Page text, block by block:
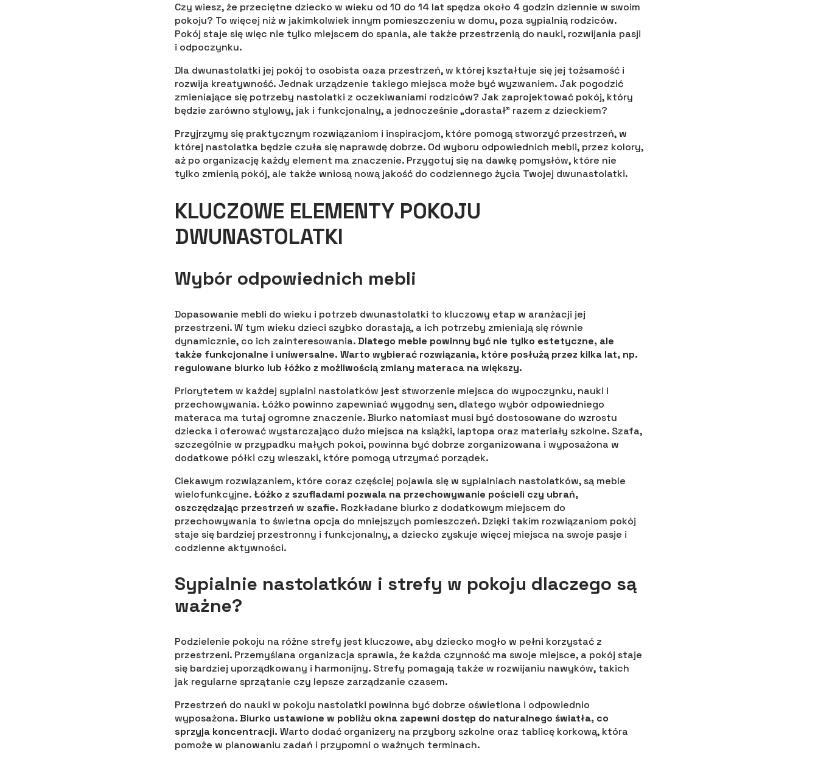
Czy wiesz, że przeciętne dziecko w wieku od 10 do 14 lat spędza około 4 godzin dziennie w swoim
pokoju? To więcej niż w jakimkolwiek innym pomieszczeniu w domu, poza sypialnią rodziców.
Pokój staje się więc nie tylko miejscem do spania, ale także przestrzenią do nauki, rozwijania pasji
i odpoczynku.
Dla dwunastolatki jej pokój to osobista oaza przestrzeń, w której kształtuje się jej tożsamość i
rozwija kreatywność. Jednak urządzenie takiego miejsca może być wyzwaniem. Jak pogodzić
zmieniające się potrzeby nastolatki z oczekiwaniami rodziców? Jak zaprojektować pokój, który
będzie zarówno stylowy, jak i funkcjonalny, a jednocześnie „dorastał” razem z dzieckiem?
Przyjrzymy się praktycznym rozwiązaniom i inspiracjom, które pomogą stworzyć przestrzeń, w
której nastolatka będzie czuła się naprawdę dobrze. Od wyboru odpowiednich mebli, przez kolory,
aż po organizację każdy element ma znaczenie. Przygotuj się na dawkę pomysłów, które nie
tylko zmienią pokój, ale także wniosą nową jakość do codziennego życia Twojej dwunastolatki.
KLUCZOWE ELEMENTY POKOJU
DWUNASTOLATKI
Wybór odpowiednich mebli
Dopasowanie mebli do wieku i potrzeb dwunastolatki to kluczowy etap w aranżacji jej
przestrzeni. W tym wieku dzieci szybko dorastają, a ich potrzeby zmieniają się równie
dynamicznie, co ich zainteresowania.Dlatego meble powinny być nie tylko estetyczne, ale
także funkcjonalne i uniwersalne. Warto wybierać rozwiązania, które posłużą przez kilka lat, np.
regulowane biurko lub łóżko z możliwością zmiany materaca na większy.
Priorytetem w każdej sypialni nastolatków jest stworzenie miejsca do wypoczynku, nauki i
przechowywania. Łóżko powinno zapewniać wygodny sen, dlatego wybór odpowiedniego
materaca ma tutaj ogromne znaczenie. Biurko natomiast musi być dostosowane do wzrostu
dziecka i oferować wystarczająco dużo miejsca na książki, laptopa oraz materiały szkolne. Szafa,
szczególnie w przypadku małych pokoi, powinna być dobrze zorganizowana i wyposażona w
dodatkowe półki czy wieszaki, które pomogą utrzymać porządek.
Ciekawym rozwiązaniem, które coraz częściej pojawia się w sypialniach nastolatków, są meble
wielofunkcyjne.Łóżko z szufladami pozwala na przechowywanie pościeli czy ubrań,
oszczędzając przestrzeń w szafie. Rozkładane biurko z dodatkowym miejscem do
przechowywania to świetna opcja do mniejszych pomieszczeń. Dzięki takim rozwiązaniom pokój
staje się bardziej przestronny i funkcjonalny, a dziecko zyskuje więcej miejsca na swoje pasje i
codzienne aktywności.
Sypialnie nastolatków i strefy w pokoju dlaczego są
ważne?
Podzielenie pokoju na różne strefy jest kluczowe, aby dziecko mogło w pełni korzystać z
przestrzeni. Przemyślana organizacja sprawia, że każda czynność ma swoje miejsce, a pokój staje
się bardziej uporządkowany i harmonijny. Strefy pomagają także w rozwijaniu nawyków, takich
jak regularne sprzątanie czy lepsze zarządzanie czasem.
Przestrzeń do nauki w pokoju nastolatki powinna być dobrze oświetlona i odpowiednio
wyposażona.Biurko ustawione w pobliżu okna zapewni dostęp do naturalnego światła, co
sprzyja koncentracji. Warto dodać organizery na przybory szkolne oraz tablicę korkową, która
pomoże w planowaniu zadań i przypomni o ważnych terminach.